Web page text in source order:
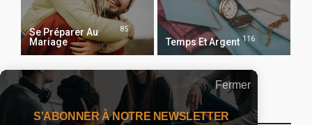
Se Préparer Au
Mariage
85
Temps Et Argent 116
Recevoir Notre Newsletter Chaque Matin
Fermer
S'ABONNER À NOTRE NEWSLETTER